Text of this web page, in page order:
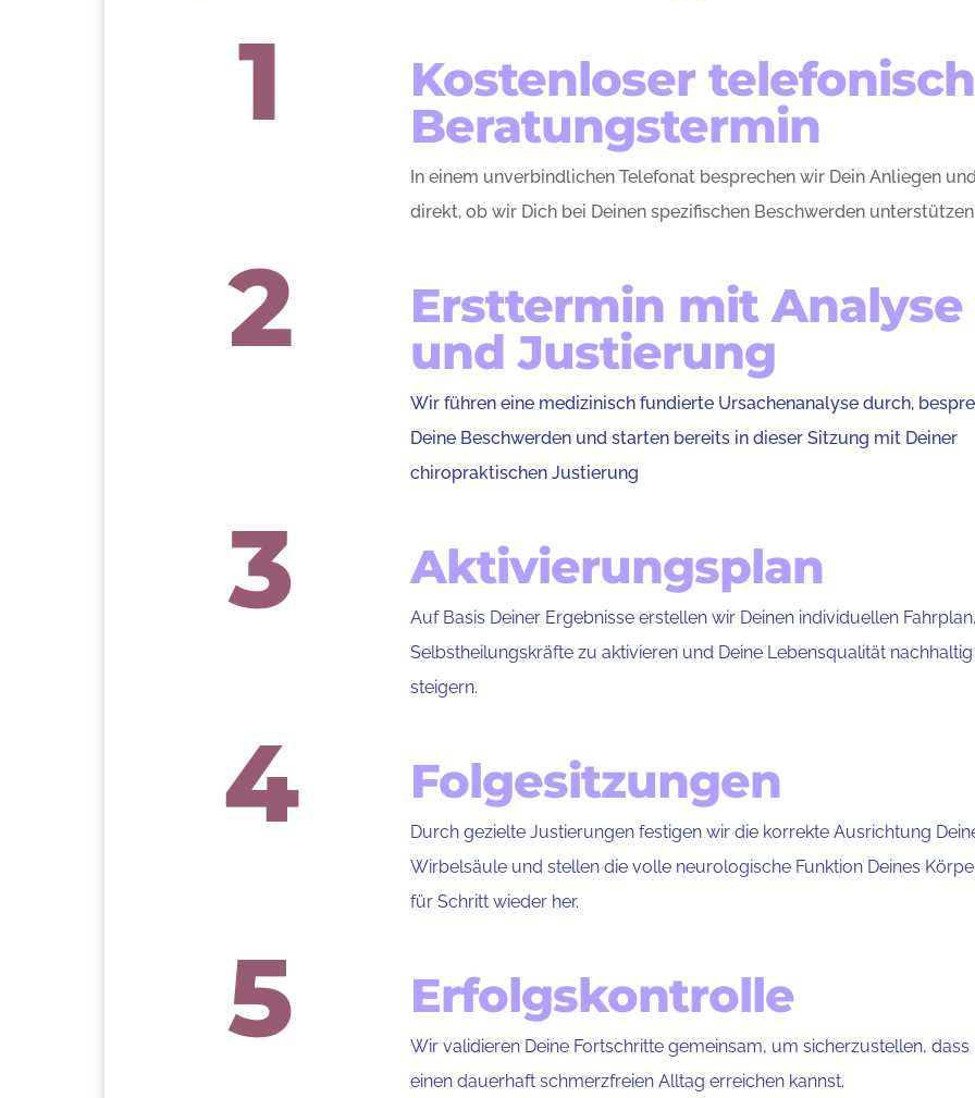
1
Kostenloser
Beratungstermin
In einem unverbindlichen Telefonat besprechen wir Dein Anliegen
direkt, ob wir Dich bei Deinen spezifischen Beschwerden
2
Ersttermin mit Analyse
und Justierung
Wir führen eine medizinisch fundierte Ursachenanalyse durch,
Deine Beschwerden und starten bereits in dieser Sitzung mit Deiner
chiropraktischen Justierung
3 Aktivierungsplan
Auf Basis Deiner Ergebnisse erstellen wir Deinen individuellen
Selbstheilungskräfte zu aktivieren und Deine Lebensqualität
steigern.
4 Folgesitzungen
Durch gezielte Justierungen festigen wir die korrekte Ausrichtung
Wirbelsäule und stellen die volle neurologische Funktion Deines
für Schritt wieder her.
5 Erfolgskontrolle
Wir validieren Deine Fortschritte gemeinsam, um sicherzustellen, dass
einen dauerhaft schmerzfreien Alltag erreichen kannst.